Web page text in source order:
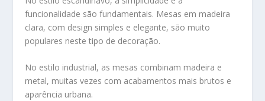
funcionalidade são fundamentais. Mesas em madeira
clara, com design simples e elegante, são muito
populares neste tipo de decoração.
No estilo industrial, as mesas combinam madeira e
metal, muitas vezes com acabamentos mais brutos e
aparência urbana.